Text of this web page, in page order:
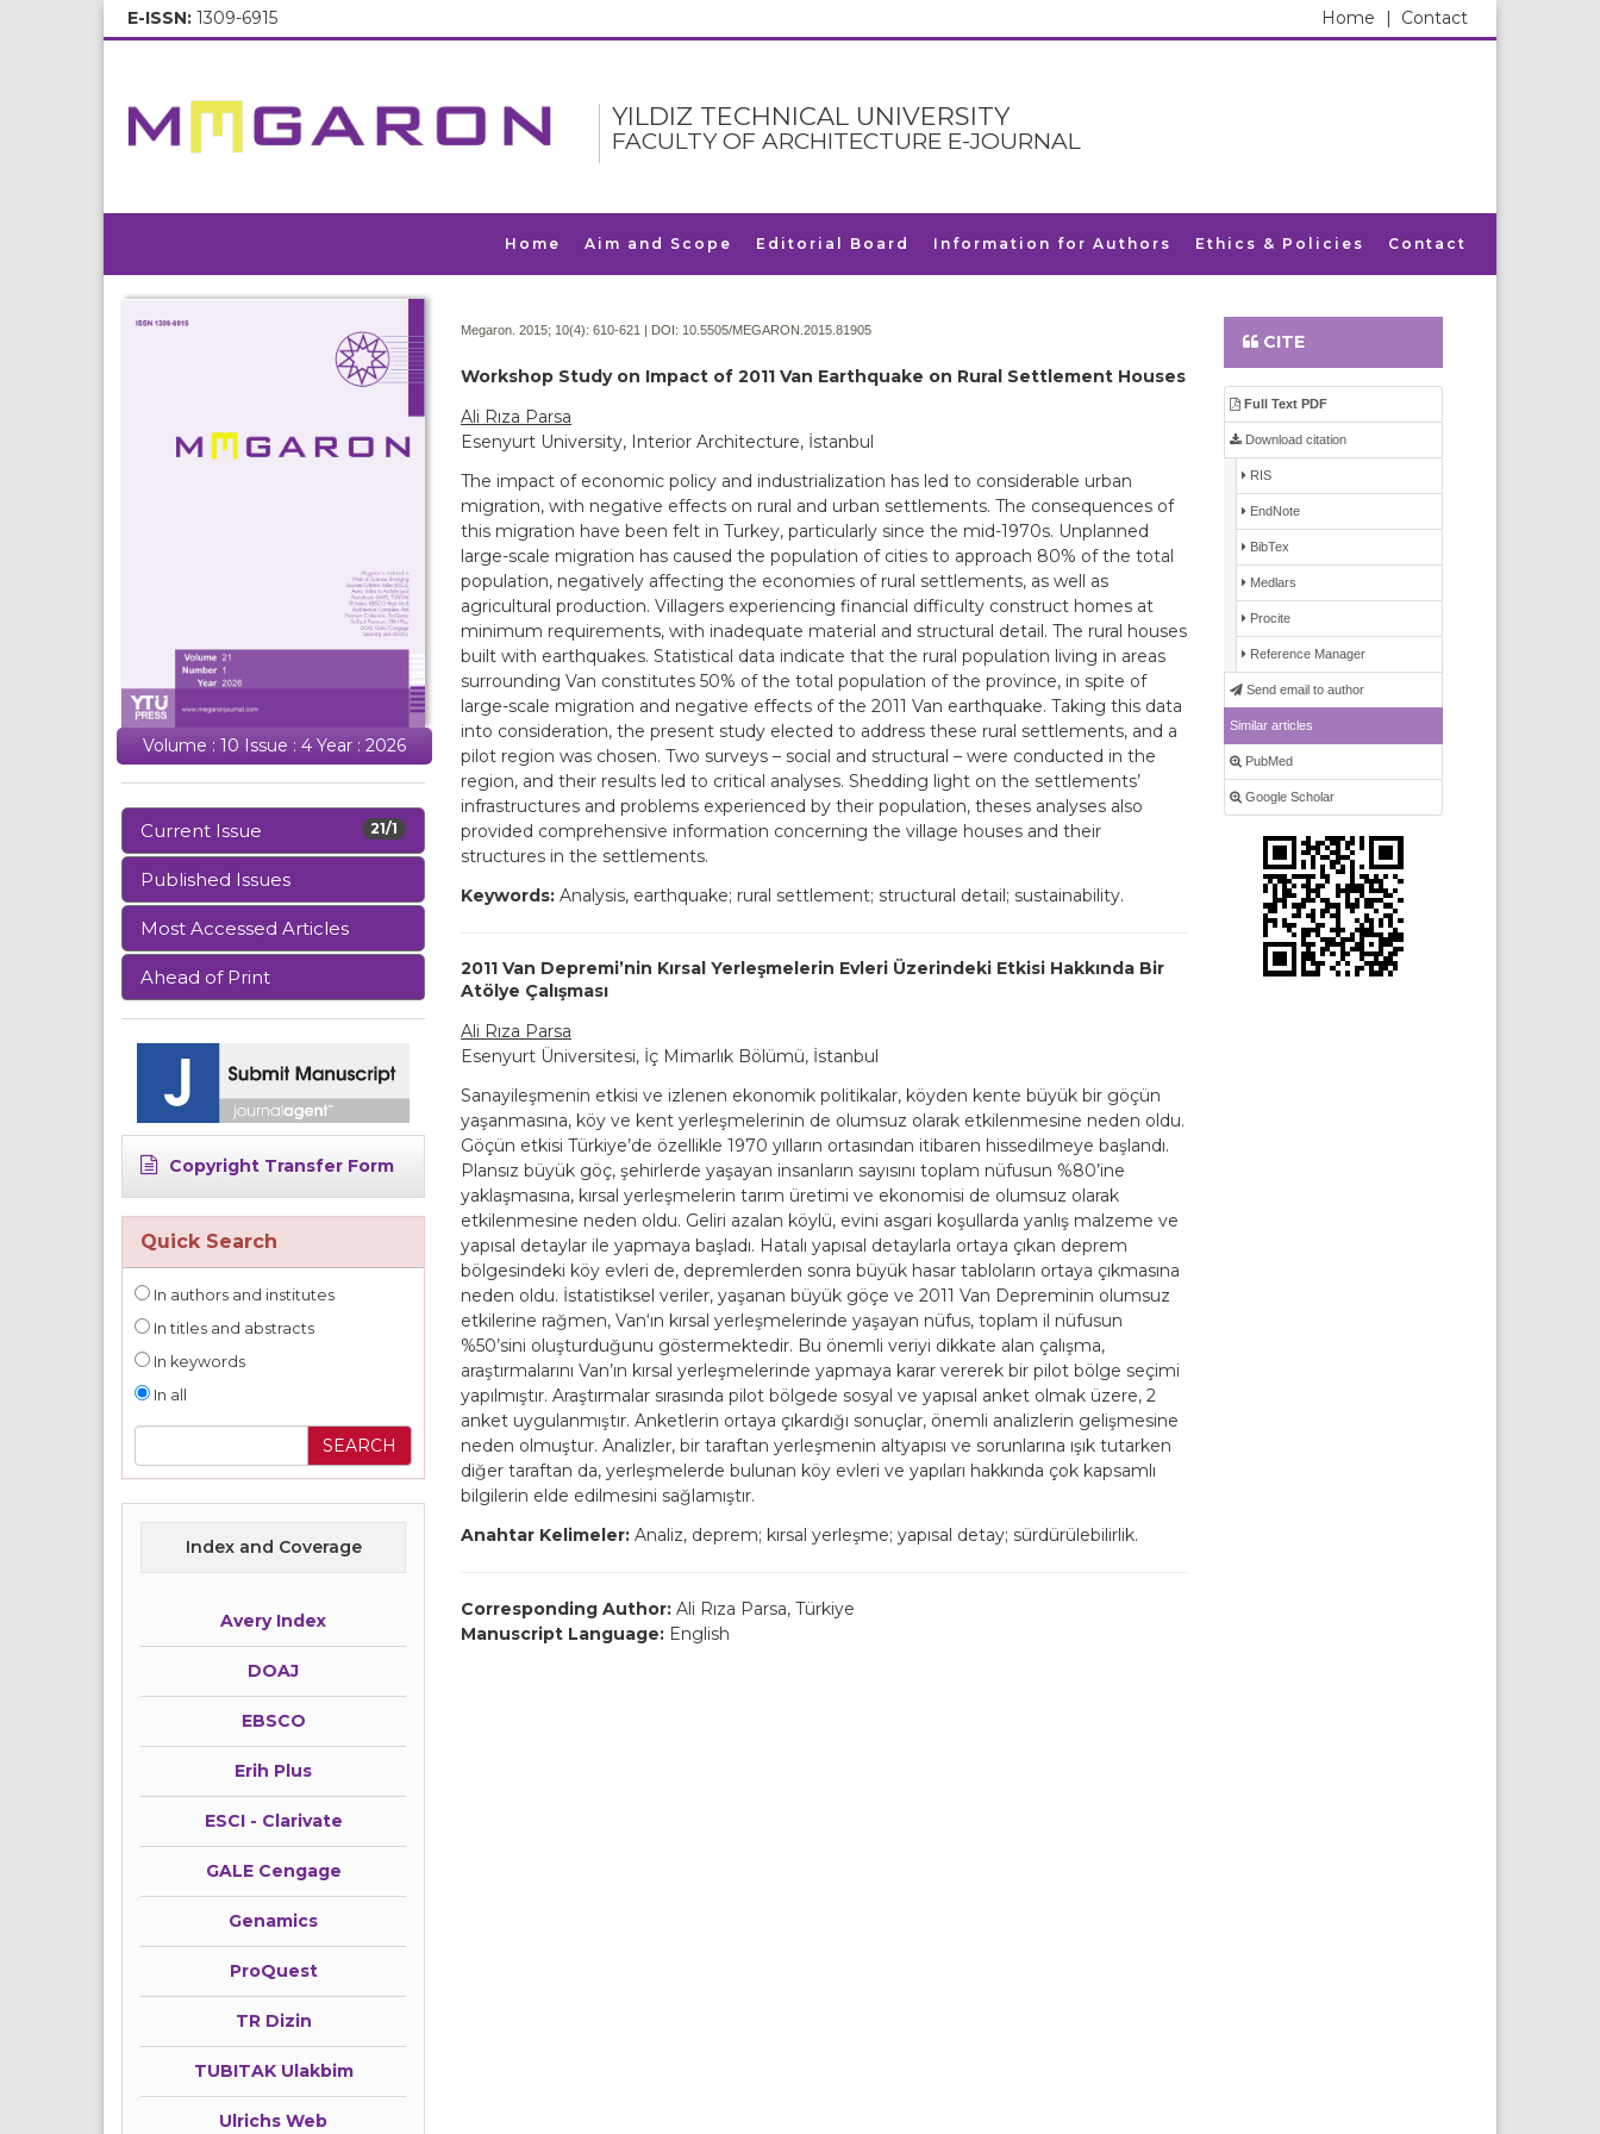
E-ISSN: 1309-6915 Contact
Home |
YILDIZ TECHNICAL UNIVERSITY
FACULTY OF ARCHITECTURE E-JOURNAL
Home Aim and Scope Editorial Board Information for Authors Ethics & Policies Contact
Volume : 10 Issue : 4 Year : 2026
21/1
Current Issue
Published Issues
Most Accessed Articles
Ahead of Print
Copyright Transfer Form
Quick Search
In authors and institutes
In titles and abstracts
In keywords
In all
Index and Coverage
Avery Index
DOAJ
EBSCO
Erih Plus
ESCI - Clarivate
GALE Cengage
Genamics
ProQuest
TR Dizin
TUBITAK Ulakbim
Ulrichs Web
Megaron. 2015; 10(4): 610-621 | DOI: 10.5505/MEGARON.2015.81905
Workshop Study on Impact of 2011 Van Earthquake on Rural Settlement Houses
Ali Rıza Parsa
Esenyurt University, Interior Architecture, İstanbul
The impact of economic policy and industrialization has led to considerable urban
migration, with negative effects on rural and urban settlements. The consequences of
this migration have been felt in Turkey, particularly since the mid-1970s. Unplanned
large-scale migration has caused the population of cities to approach 80% of the total
population, negatively affecting the economies of rural settlements, as well as
agricultural production. Villagers experiencing financial difficulty construct homes at
minimum requirements, with inadequate material and structural detail. The rural houses
built with earthquakes. Statistical data indicate that the rural population living in areas
surrounding Van constitutes 50% of the total population of the province, in spite of
large-scale migration and negative effects of the 2011 Van earthquake. Taking this data
into consideration, the present study elected to address these rural settlements, and a
pilot region was chosen. Two surveys – social and structural – were conducted in the
region, and their results led to critical analyses. Shedding light on the settlements’
infrastructures and problems experienced by their population, theses analyses also
provided comprehensive information concerning the village houses and their
structures in the settlements.
Keywords: Analysis, earthquake; rural settlement; structural detail; sustainability.
2011 Van Depremi’nin Kırsal Yerleşmelerin Evleri Üzerindeki Etkisi Hakkında Bir
Atölye Çalışması
Ali Rıza Parsa
Esenyurt Üniversitesi, İç Mimarlık Bölümü, İstanbul
Sanayileşmenin etkisi ve izlenen ekonomik politikalar, köyden kente büyük bir göçün
yaşanmasına, köy ve kent yerleşmelerinin de olumsuz olarak etkilenmesine neden oldu.
Göçün etkisi Türkiye’de özellikle 1970 yılların ortasından itibaren hissedilmeye başlandı.
Plansız büyük göç, şehirlerde yaşayan insanların sayısını toplam nüfusun %80’ine
yaklaşmasına, kırsal yerleşmelerin tarım üretimi ve ekonomisi de olumsuz olarak
etkilenmesine neden oldu. Geliri azalan köylü, evini asgari koşullarda yanlış malzeme ve
yapısal detaylar ile yapmaya başladı. Hatalı yapısal detaylarla ortaya çıkan deprem
bölgesindeki köy evleri de, depremlerden sonra büyük hasar tabloların ortaya çıkmasına
neden oldu. İstatistiksel veriler, yaşanan büyük göçe ve 2011 Van Depreminin olumsuz
etkilerine rağmen, Van‘ın kırsal yerleşmelerinde yaşayan nüfus, toplam il nüfusun
%50’sini oluşturduğunu göstermektedir. Bu önemli veriyi dikkate alan çalışma,
araştırmalarını Van’ın kırsal yerleşmelerinde yapmaya karar vererek bir pilot bölge seçimi
yapılmıştır. Araştırmalar sırasında pilot bölgede sosyal ve yapısal anket olmak üzere, 2
anket uygulanmıştır. Anketlerin ortaya çıkardığı sonuçlar, önemli analizlerin gelişmesine
neden olmuştur. Analizler, bir taraftan yerleşmenin altyapısı ve sorunlarına ışık tutarken
diğer taraftan da, yerleşmelerde bulunan köy evleri ve yapıları hakkında çok kapsamlı
bilgilerin elde edilmesini sağlamıştır.
Anahtar Kelimeler: Analiz, deprem; kırsal yerleşme; yapısal detay; sürdürülebilirlik.
Corresponding Author: Ali Rıza Parsa, Türkiye
Manuscript Language: English
CITE
Full Text PDF
Download citation
RIS
EndNote
BibTex
Medlars
Procite
Reference Manager
Send email to author
Similar articles
PubMed
Google Scholar